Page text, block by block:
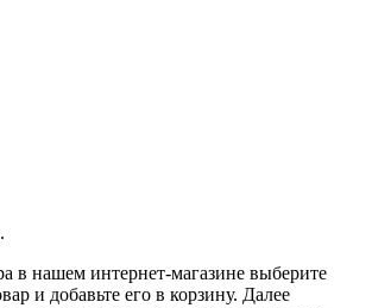
в нашем интернет-магазине выберите
и добавьте его в корзину. Далее